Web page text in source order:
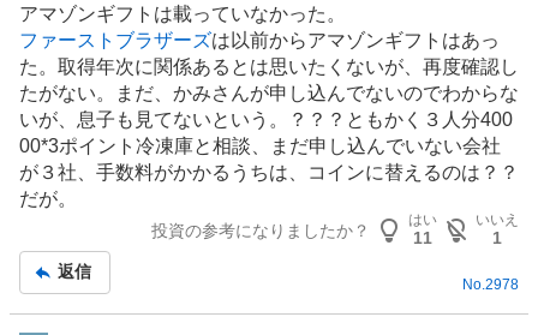
板
記
事
アマゾンギフトは載っていなかった。
ファーストブラザーズは以前からアマゾンギフトはあっ
た。取得年次に関係あるとは思いたくないが、再度確認し
たがない。まだ、かみさんが申し込んでないのでわからな
いが、息子も見てないという。？？？ともかく３人分400
00*3ポイント冷凍庫と相談、まだ申し込んでいない会社
が３社、手数料がかかるうちは、コインに替えるのは？？
だが。
投資の参考になりましたか？
はい
11
いいえ
1
返信
No. 2978